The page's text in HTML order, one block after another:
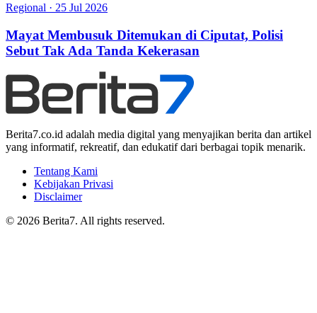
Regional · 25 Jul 2026
Mayat Membusuk Ditemukan di Ciputat, Polisi
Sebut Tak Ada Tanda Kekerasan
Berita7.co.id adalah media digital yang menyajikan berita dan artikel
yang informatif, rekreatif, dan edukatif dari berbagai topik menarik.
Tentang Kami
Kebijakan Privasi
Disclaimer
© 2026 Berita7. All rights reserved.